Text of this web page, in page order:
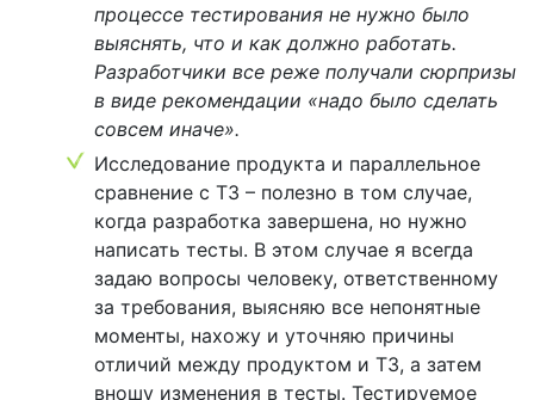
процессе тестирования не нужно было
выяснять, что и как должно работать.
Разработчики все реже получали сюрпризы
в виде рекомендации «надо было сделать
совсем иначе».
Исследование продукта и параллельное
сравнение с ТЗ – полезно в том случае,
когда разработка завершена, но нужно
написать тесты. В этом случае я всегда
задаю вопросы человеку, ответственному
за требования, выясняю все непонятные
моменты, нахожу и уточняю причины
отличий между продуктом и ТЗ, а затем
вношу изменения в тесты. Тестируемое